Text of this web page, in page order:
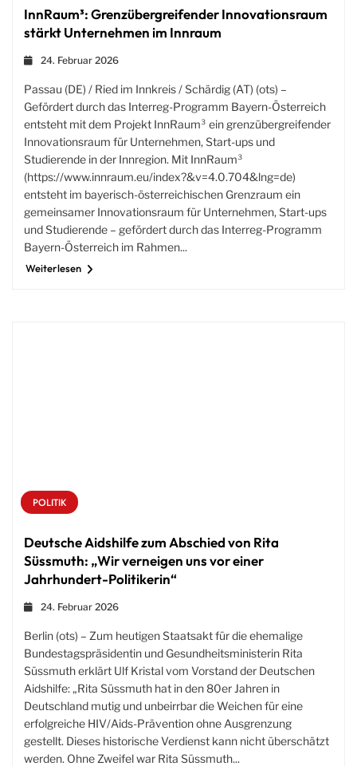
InnRaum³: Grenzübergreifender Innovationsraum
stärkt Unternehmen im Innraum
24. Februar 2026
Passau (DE) / Ried im Innkreis / Schärdig (AT) (ots) –
Gefördert durch das Interreg-Programm Bayern-Österreich
entsteht mit dem Projekt InnRaum³ ein grenzübergreifender
Innovationsraum für Unternehmen, Start-ups und
Studierende in der Innregion. Mit InnRaum³
(https://www.innraum.eu/index?&v=4.0.704&lng=de)
entsteht im bayerisch-österreichischen Grenzraum ein
gemeinsamer Innovationsraum für Unternehmen, Start-ups
und Studierende – gefördert durch das Interreg-Programm
Bayern-Österreich im Rahmen...
Weiterlesen
POLITIK
Deutsche Aidshilfe zum Abschied von Rita
Süssmuth: „Wir verneigen uns vor einer
Jahrhundert-Politikerin“
24. Februar 2026
Berlin (ots) – Zum heutigen Staatsakt für die ehemalige
Bundestagspräsidentin und Gesundheitsministerin Rita
Süssmuth erklärt Ulf Kristal vom Vorstand der Deutschen
Aidshilfe: „Rita Süssmuth hat in den 80er Jahren in
Deutschland mutig und unbeirrbar die Weichen für eine
erfolgreiche HIV/Aids-Prävention ohne Ausgrenzung
gestellt. Dieses historische Verdienst kann nicht überschätzt
werden. Ohne Zweifel war Rita Süssmuth...